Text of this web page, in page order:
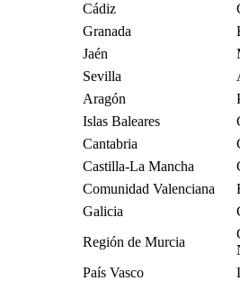
Cádiz
Granada
Jaén
Sevilla
Aragón
Islas Baleares
Cantabria
Castilla-La Mancha
Comunidad Valenciana
Galicia
Región de Murcia
País Vasco